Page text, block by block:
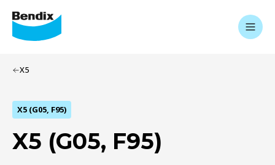
X5
X5 (G05, F95)
X5 (G05, F95)